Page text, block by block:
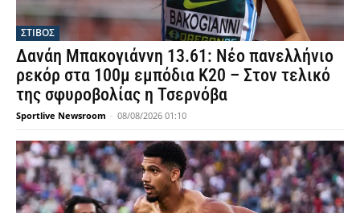
ΣΤΙΒΟΣ
Δανάη Μπακογιάννη 13.61: Νέο πανελλήνιο
ρεκόρ στα 100μ εμπόδια Κ20 – Στον τελικό
της σφυροβολίας η Τσερνόβα
Sportlive Newsroom - 08/08/2026 01:10